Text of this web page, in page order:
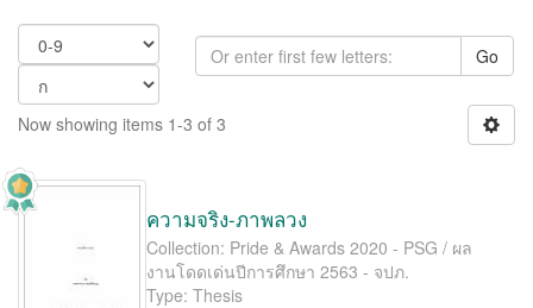
Go
Now showing items 1-3 of 3
ความจริง-ภาพลวง
Collection: Pride & Awards 2020 - PSG / ผล
งานโดดเด่นปีการศึกษา 2563 - จปภ.
Type: Thesis